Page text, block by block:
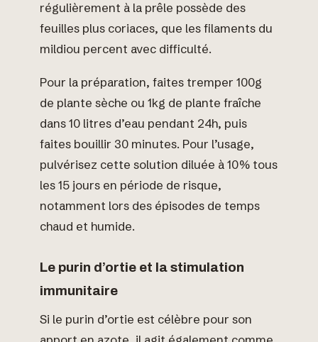
régulièrement à la prêle possède des
feuilles plus coriaces, que les filaments du
mildiou percent avec difficulté.
Pour la préparation, faites tremper 100g
de plante sèche ou 1kg de plante fraîche
dans 10 litres d’eau pendant 24h, puis
faites bouillir 30 minutes. Pour l’usage,
pulvérisez cette solution diluée à 10% tous
les 15 jours en période de risque,
notamment lors des épisodes de temps
chaud et humide.
Le purin d’ortie et la stimulation
immunitaire
Si le purin d’ortie est célèbre pour son